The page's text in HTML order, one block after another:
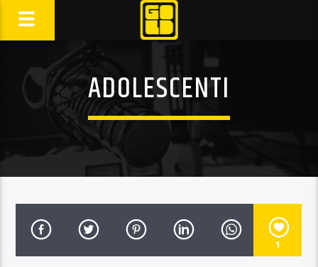
ADOLESCENTI
1